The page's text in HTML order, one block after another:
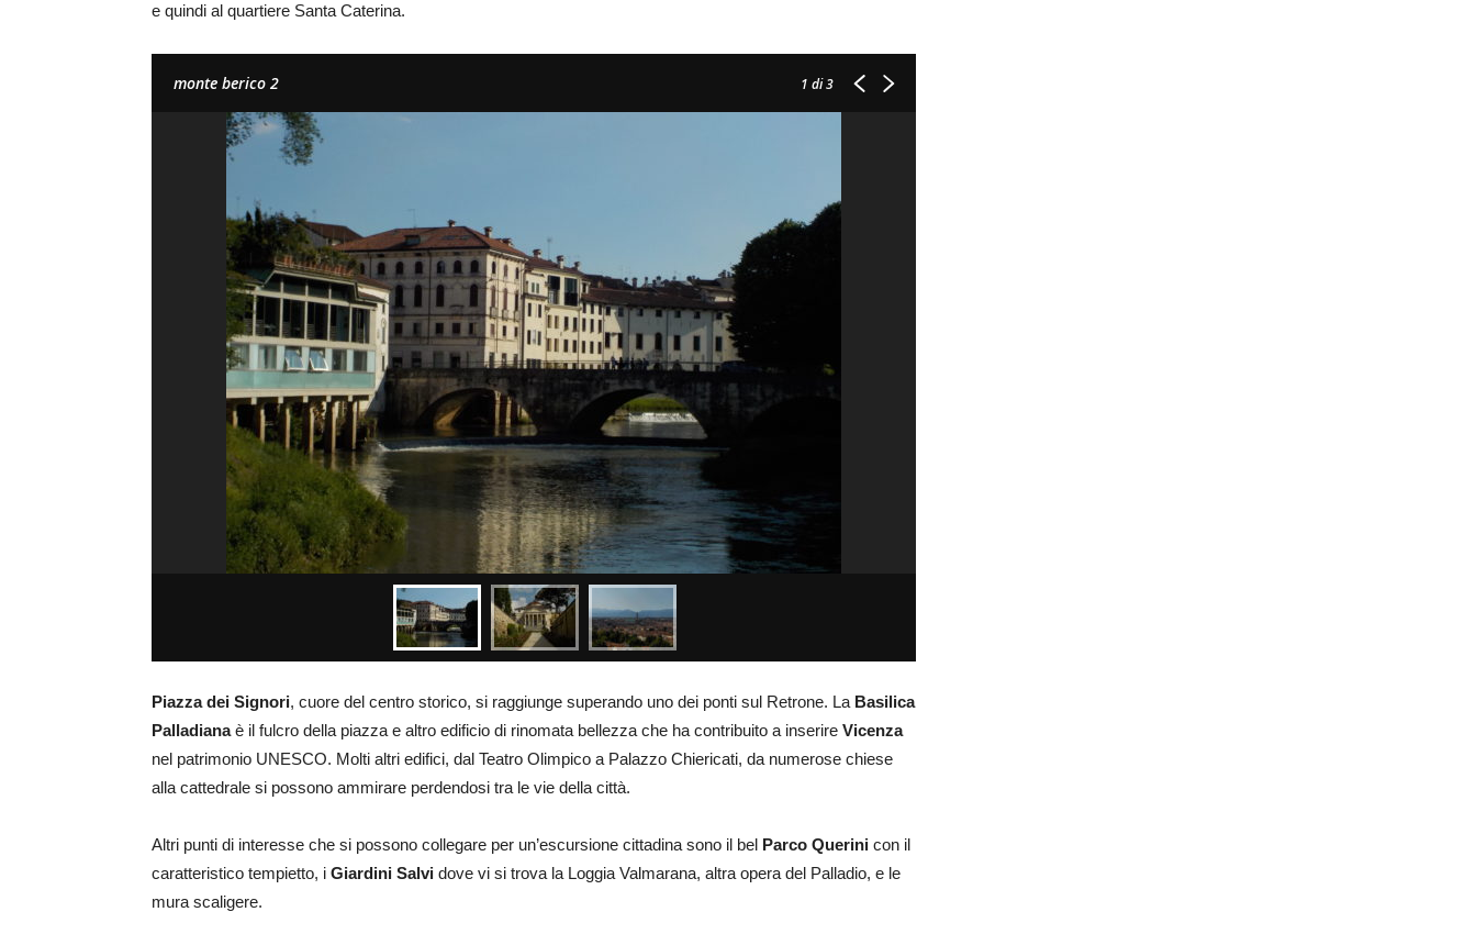
e quindi al quartiere Santa Caterina.
monte berico 2 1 di 3
Piazza dei Signori, cuore del centro storico, si raggiunge superando uno dei ponti sul Retrone. La Basilica
Palladianaè il fulcro della piazza e altro edificio di rinomata bellezza che ha contribuito a inserire Vicenza
nel patrimonio UNESCO. Molti altri edifici, dal Teatro Olimpico a Palazzo Chiericati, da numerose chiese
alla cattedrale si possono ammirare perdendosi tra le vie della città.
Altri punti di interesse che si possono collegare per un’escursione cittadina sono il bel Parco Querini con il
caratteristico tempietto, i Giardini Salvi dove vi si trova la Loggia Valmarana, altra opera del Palladio, e le
mura scaligere.